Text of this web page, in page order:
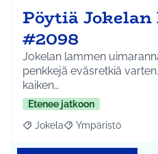
Pöytiä
#2098
Jokelan lammen
penkkejä eväsretkiä
kaiken…
Etenee jatkoon
Rajaa tulokset aihepiirin
Jokela Rajaa tulokset
Ympäristö